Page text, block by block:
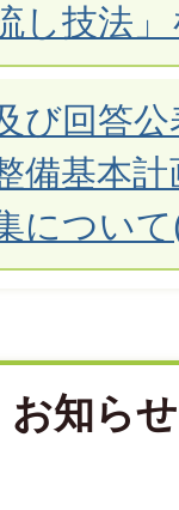
し技法
び回答
備基本
につい
お知らせ